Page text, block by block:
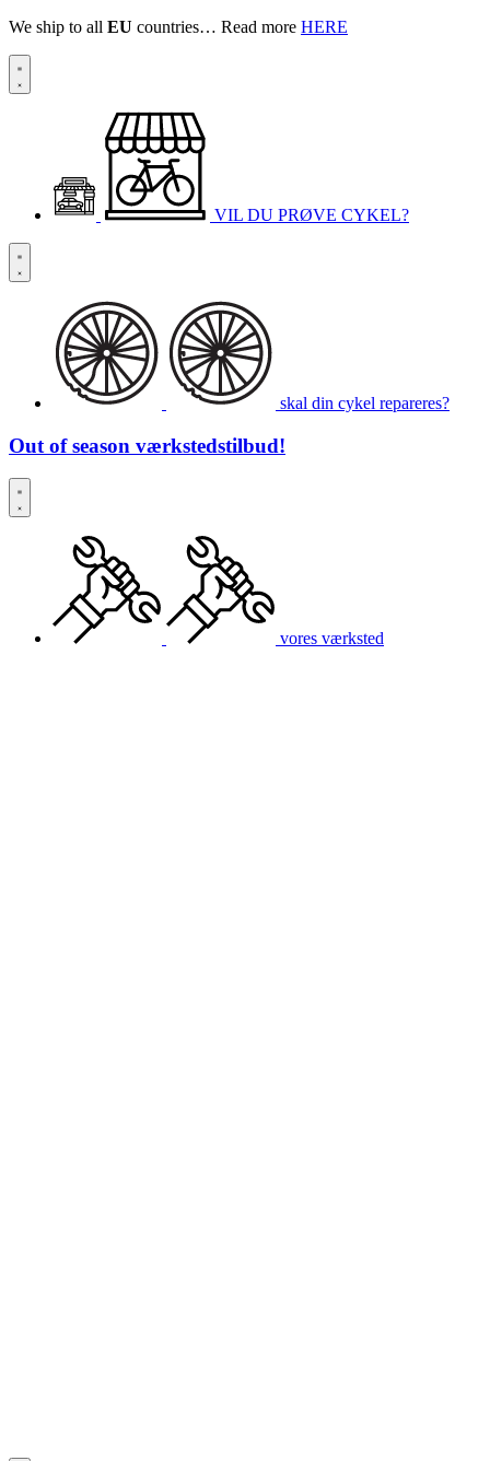
We ship to all EU countries… Read more HERE
VIL DU PRØVE CYKEL?
skal din cykel repareres?
Out of season værkstedstilbud!
vores værksted